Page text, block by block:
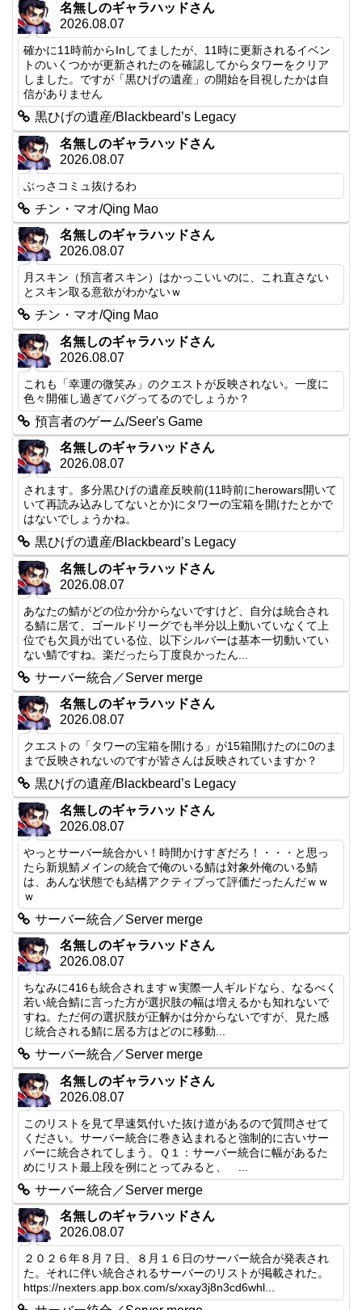
名無しのギャラハッドさん
2026.08.07
確かに11時前からInしてましたが、11時に更新されるイベン
トのいくつかが更新されたのを確認してからタワーをクリア
しました。ですが「黒ひげの遺産」の開始を目視したかは自
信がありません
黒ひげの遺産/Blackbeard’s Legacy
名無しのギャラハッドさん
2026.08.07
ぶっさコミュ抜けるわ
チン・マオ/Qing Mao
名無しのギャラハッドさん
2026.08.07
月スキン（預言者スキン）はかっこいいのに、これ直さない
とスキン取る意欲がわかないｗ
チン・マオ/Qing Mao
名無しのギャラハッドさん
2026.08.07
これも「幸運の微笑み」のクエストが反映されない。一度に
色々開催し過ぎてバグってるのでしょうか？
預言者のゲーム/Seer's Game
名無しのギャラハッドさん
2026.08.07
されます。多分黒ひげの遺産反映前(11時前にherowars開いて
いて再読み込みしてないとか)にタワーの宝箱を開けたとかで
はないでしょうかね。
黒ひげの遺産/Blackbeard’s Legacy
名無しのギャラハッドさん
2026.08.07
あなたの鯖がどの位か分からないですけど、自分は統合され
る鯖に居て、ゴールドリーグでも半分以上動いていなくて上
位でも欠員が出ている位、以下シルバーは基本一切動いてい
ない鯖ですね。楽だったら丁度良かったん...
サーバー統合／Server merge
名無しのギャラハッドさん
2026.08.07
クエストの「タワーの宝箱を開ける」が15箱開けたのに0のま
まで反映されないのですが皆さんは反映されていますか？
黒ひげの遺産/Blackbeard’s Legacy
名無しのギャラハッドさん
2026.08.07
やっとサーバー統合かい！時間かけすぎだろ！・・・と思っ
たら新規鯖メインの統合で俺のいる鯖は対象外俺のいる鯖
は、あんな状態でも結構アクティブって評価だったんだｗｗ
ｗ
サーバー統合／Server merge
名無しのギャラハッドさん
2026.08.07
ちなみに416も統合されますｗ実際一人ギルドなら、なるべく
若い統合鯖に言った方が選択肢の幅は増えるかも知れないで
すね。ただ何の選択肢が正解かは分からないですが、見た感
じ統合される鯖に居る方はどのに移動...
サーバー統合／Server merge
名無しのギャラハッドさん
2026.08.07
このリストを見て早速気付いた抜け道があるので質問させて
ください。サーバー統合に巻き込まれると強制的に古いサー
バーに統合されてしまう。Ｑ１：サーバー統合に幅があるた
めにリスト最上段を例にとってみると、 ...
サーバー統合／Server merge
名無しのギャラハッドさん
2026.08.07
２０２６年８月７日、８月１６日のサーバー統合が発表され
た。それに伴い統合されるサーバーのリストが掲載された。
https://nexters.app.box.com/s/xxay3j8n3cd6whl...